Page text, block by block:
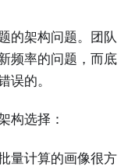
的架构问题。团队
频率的问题，而底
误的。
构选择：
量计算的画像很方